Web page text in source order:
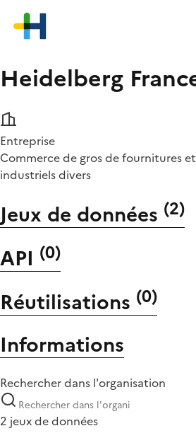
Heidelberg
Entreprise
Commerce de gros de fournitures
industriels divers
Jeux de données (2)
API (0)
Réutilisations (0)
Informations
Rechercher dans l'organisation
2 jeux de données